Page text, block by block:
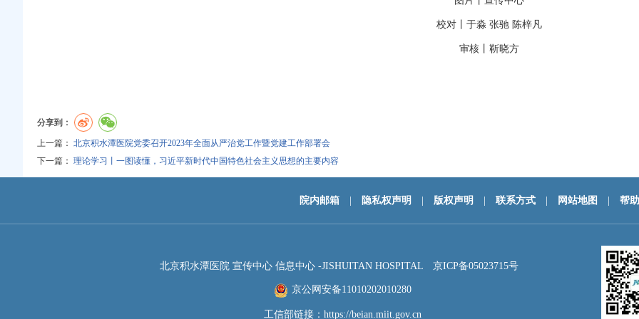
校对丨于淼 张驰 陈梓凡
审核丨靳晓方
分享到：
上一篇： 北京积水潭医院党委召开2023年全面从严治党工作暨党建工作部署会
下一篇： 理论学习丨一图读懂，习近平新时代中国特色社会主义思想的主要内容
院内邮箱 隐私权声明 版权声明 联系方式 网站地图 帮
北京积水潭医院 宣传中心 信息中心 -JISHUITAN HOSPITAL 京ICP备05023715号
京公网安备11010202010280
工信部链接： https://beian.miit.gov.cn